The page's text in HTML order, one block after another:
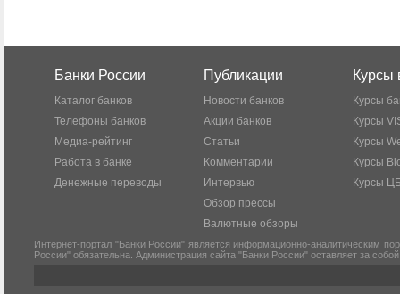
Банки России
Каталог банков
Телефоны банков
Медиа-рейтинг
Работа в банке
Денежные переводы
Публикации
Новости банков
Акции банков
Статьи
Комментарии
Интервью
Обзор прессы
Валютные обзоры
Курсы
Курсы
Курсы
Курсы
Курсы
Курсы
Интернет-портал "Банки России" является информационно-аналитическим
России" обязательна. Администрация сайта "Банки России" оставляет за